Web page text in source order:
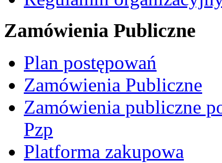
Zamówienia Publiczne
Plan postępowań
Zamówienia Publiczne
Zamówienia publiczne
Pzp
Platforma zakupowa